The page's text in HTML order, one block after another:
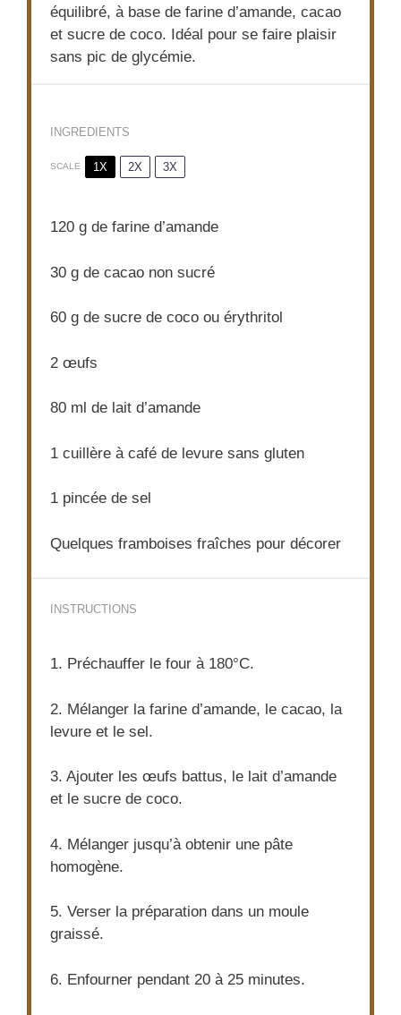
équilibré, à base de farine d’amande, cacao
et sucre de coco. Idéal pour se faire plaisir
sans pic de glycémie.
INGREDIENTS
SCALE 1X 2X 3X
120 g de farine d’amande
30 g de cacao non sucré
60 g de sucre de coco ou érythritol
2 œufs
80 ml de lait d’amande
1 cuillère à café de levure sans gluten
1 pincée de sel
Quelques framboises fraîches pour décorer
INSTRUCTIONS
1. Préchauffer le four à 180°C.
2. Mélanger la farine d’amande, le cacao, la
levure et le sel.
3. Ajouter les œufs battus, le lait d’amande
et le sucre de coco.
4. Mélanger jusqu’à obtenir une pâte
homogène.
5. Verser la préparation dans un moule
graissé.
6. Enfourner pendant 20 à 25 minutes.